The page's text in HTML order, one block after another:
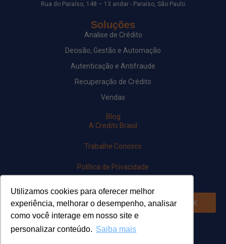
Utilizamos cookies para oferecer melhor
experiência, melhorar o desempenho, analisar
como você interage em nosso site e
personalizar conteúdo. Saiba mais
Rua do Paraíso, 148 – 13 andar - Paraíso, São Paulo
Soluções
Analise de Crédito
Decisão, Gestão e Automação
Autenticação e Antifraude
Recuperação de Crédito
Vendas
Blog
A Credits Brasil
Trabalhe Conosco
Política de Privacidade
Newsletter
OK
Siga-nos em nossas redes